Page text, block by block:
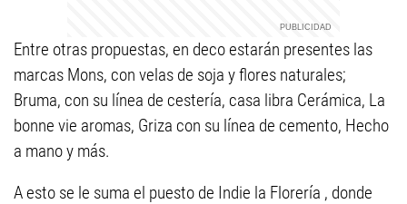
Entre otras propuestas, en deco estarán presentes las
marcas Mons, con velas de soja y flores naturales;
Bruma, con su línea de cestería, casa libra Cerámica, La
bonne vie aromas, Griza con su línea de cemento, Hecho
a mano y más.
A esto se le suma el puesto de Indie la Florería , donde